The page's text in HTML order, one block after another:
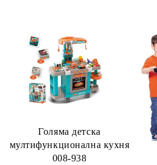
Голяма детска
мултифункционална кухня
008-938